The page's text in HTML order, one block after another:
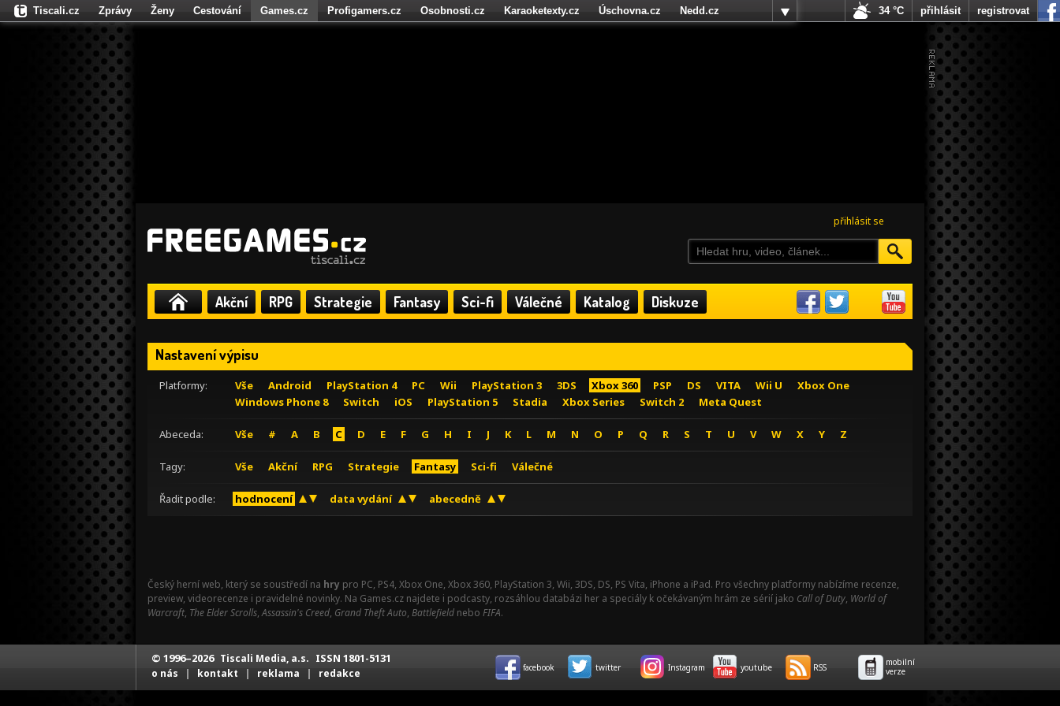
přihlásit se
Akční RPG Strategie Fantasy Sci-fi Válečné Katalog Diskuze
Nastavení výpisu
Platformy: Vše Android PlayStation 4 PC Wii PlayStation 3 3DS Xbox 360 PSP DS VITA Wii U
Xbox One
Windows Phone 8
Switch iOS PlayStation 5 Stadia Xbox Series Switch 2 Meta Quest
Abeceda: Vše # A B C D E F G H I J K L M N O P Q R S T U V W X Y Z
Tagy: Vše Akční RPG Strategie Fantasy Sci-fi Válečné
Řadit podle: hodnocení data vydání abecedně
Český herní web, který se soustředí na hry pro PC, PS4, Xbox One, Xbox 360, PlayStation 3, Wii, 3DS, DS, PS Vita, iPhone a iPad. Pro všechny platformy nabízíme recenze,
preview, videorecenze i pravidelné novinky. Na Games.cz najdete i podcasty, rozsáhlou databázi her a speciály k očekávaným hrám ze sérií jako Call of Duty, World of
Warcraft, The Elder Scrolls,Assassin's Creed, Grand Theft Auto, Battlefield nebo FIFA.
Tiscali.cz Zprávy Ženy Cestování Games.cz Profigamers.cz Osobnosti.cz Karaoketexty.cz Úschovna.cz
Nedd.cz
Fights.cz
34 °C přihlásit registrovat
© 1996–2026 Tiscali Media, a.s. ISSN 1801-5131
o nás | kontakt | reklama | redakce facebook twitter Instagram youtube RSS
mobilní
verze